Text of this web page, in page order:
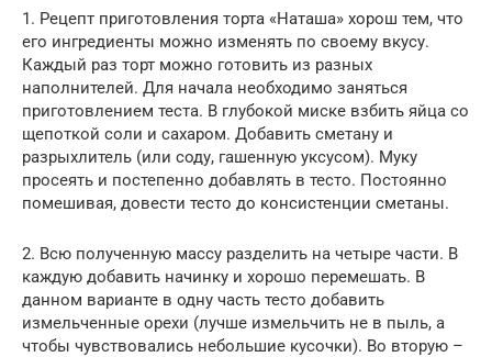
1. Рецепт приготовления торта «Наташа» хорош тем, что
его ингредиенты можно изменять по своему вкусу.
Каждый раз торт можно готовить из разных
наполнителей. Для начала необходимо заняться
приготовлением теста. В глубокой миске взбить яйца со
щепоткой соли и сахаром. Добавить сметану и
разрыхлитель (или соду, гашенную уксусом). Муку
просеять и постепенно добавлять в тесто. Постоянно
помешивая, довести тесто до консистенции сметаны.
2. Всю полученную массу разделить на четыре части. В
каждую добавить начинку и хорошо перемешать. В
данном варианте в одну часть тесто добавить
измельченные орехи (лучше измельчить не в пыль, а
чтобы чувствовались небольшие кусочки). Во вторую –